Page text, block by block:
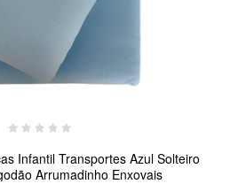
Infantil Transportes Azul Solteiro
Arrumadinho Enxovais